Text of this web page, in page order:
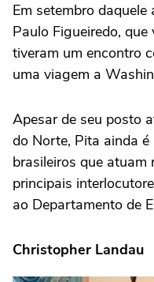
Em setembro daquele
Paulo Figueiredo,
tiveram um encontro
uma viagem a
Apesar de seu posto
do Norte, Pita ainda
brasileiros que atuam
principais
ao Departamento de
Christopher Landau